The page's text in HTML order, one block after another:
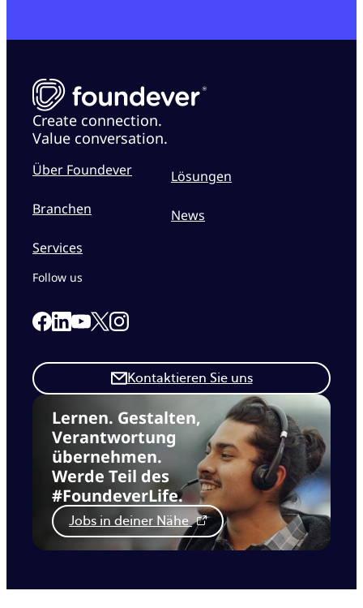
Create connection.
Value conversation.
Über Foundever
Branchen
Services
Lösungen
News
Lernen. Gestalten,
Verantwortung
übernehmen.
Werde Teil des
#FoundeverLife.
Jobs in deiner Nähe
Kontaktieren Sie uns
Follow us
Link to our Facebook page
Link to our Linkedin page
Link to our Youtube page
Link to our X page
Link to our Instagram page